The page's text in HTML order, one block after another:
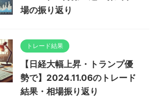
場の振り返り
トレード結果
【日経大幅上昇・トランプ優
勢で】2024.11.06のトレード
結果・相場振り返り